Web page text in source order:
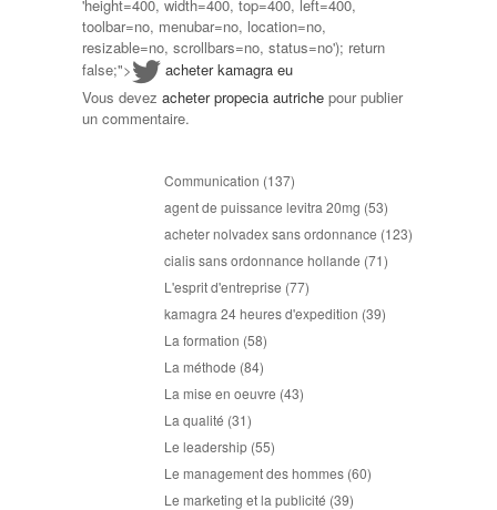
'height=400, width=400, top=400, left=400,
toolbar=no, menubar=no, location=no,
resizable=no, scrollbars=no, status=no'); return
false;">
acheter kamagra eu
Vous devez acheter propecia autriche pour publier
un commentaire.
Communication (137)
agent de puissance levitra 20mg (53)
acheter nolvadex sans ordonnance (123)
cialis sans ordonnance hollande (71)
L'esprit d'entreprise (77)
kamagra 24 heures d'expedition (39)
La formation (58)
La méthode (84)
La mise en oeuvre (43)
La qualité (31)
Le leadership (55)
Le management des hommes (60)
Le marketing et la publicité (39)